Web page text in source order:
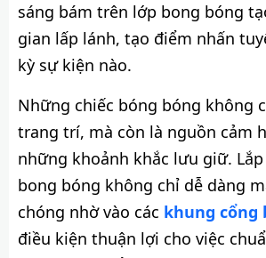
sáng bám trên lớp bong bóng
gian lấp lánh, tạo điểm nhấn
kỳ sự kiện nào.
Những chiếc bóng bóng không
trang trí, mà còn là nguồn cảm
những khoảnh khắc lưu giữ.
bong bóng không chỉ dễ dàng
chóng nhờ vào các khung cổng
điều kiện thuận lợi cho việc